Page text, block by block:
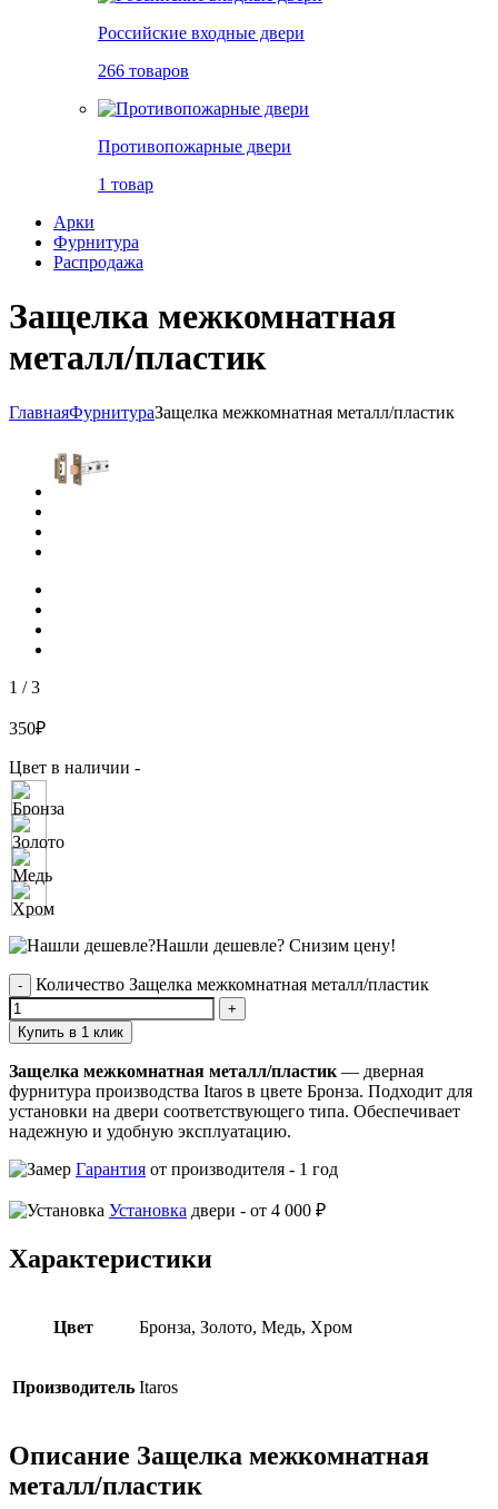
Российские входные двери
266 товаров
Противопожарные двери
1 товар
Арки
Фурнитура
Распродажа
Защелка межкомнатная
металл/пластик
ГлавнаяФурнитураЗащелка межкомнатная металл/пластик
1 /3
350₽
Цвет в наличии -
Нашли дешевле? Снизим цену!
Количество Защелка межкомнатная металл/пластик
Купить в 1 клик
Защелка межкомнатная металл/пластик — дверная
фурнитура производства Itaros в цвете Бронза. Подходит для
установки на двери соответствующего типа. Обеспечивает
надежную и удобную эксплуатацию.
Гарантия от производителя - 1 год
Установка двери - от 4 000 ₽
Характеристики
Цвет Бронза, Золото, Медь, Хром
Производитель Itaros
Описание Защелка межкомнатная
металл/пластик